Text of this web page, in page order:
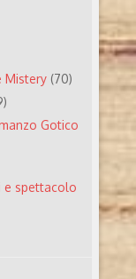
Mistery(70)
Gotico
e spettacolo